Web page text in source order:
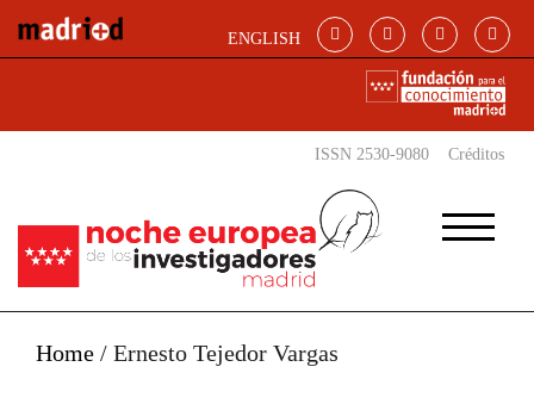
ENGLISH
ISSN 2530-9080 Créditos
Home / Ernesto Tejedor Vargas